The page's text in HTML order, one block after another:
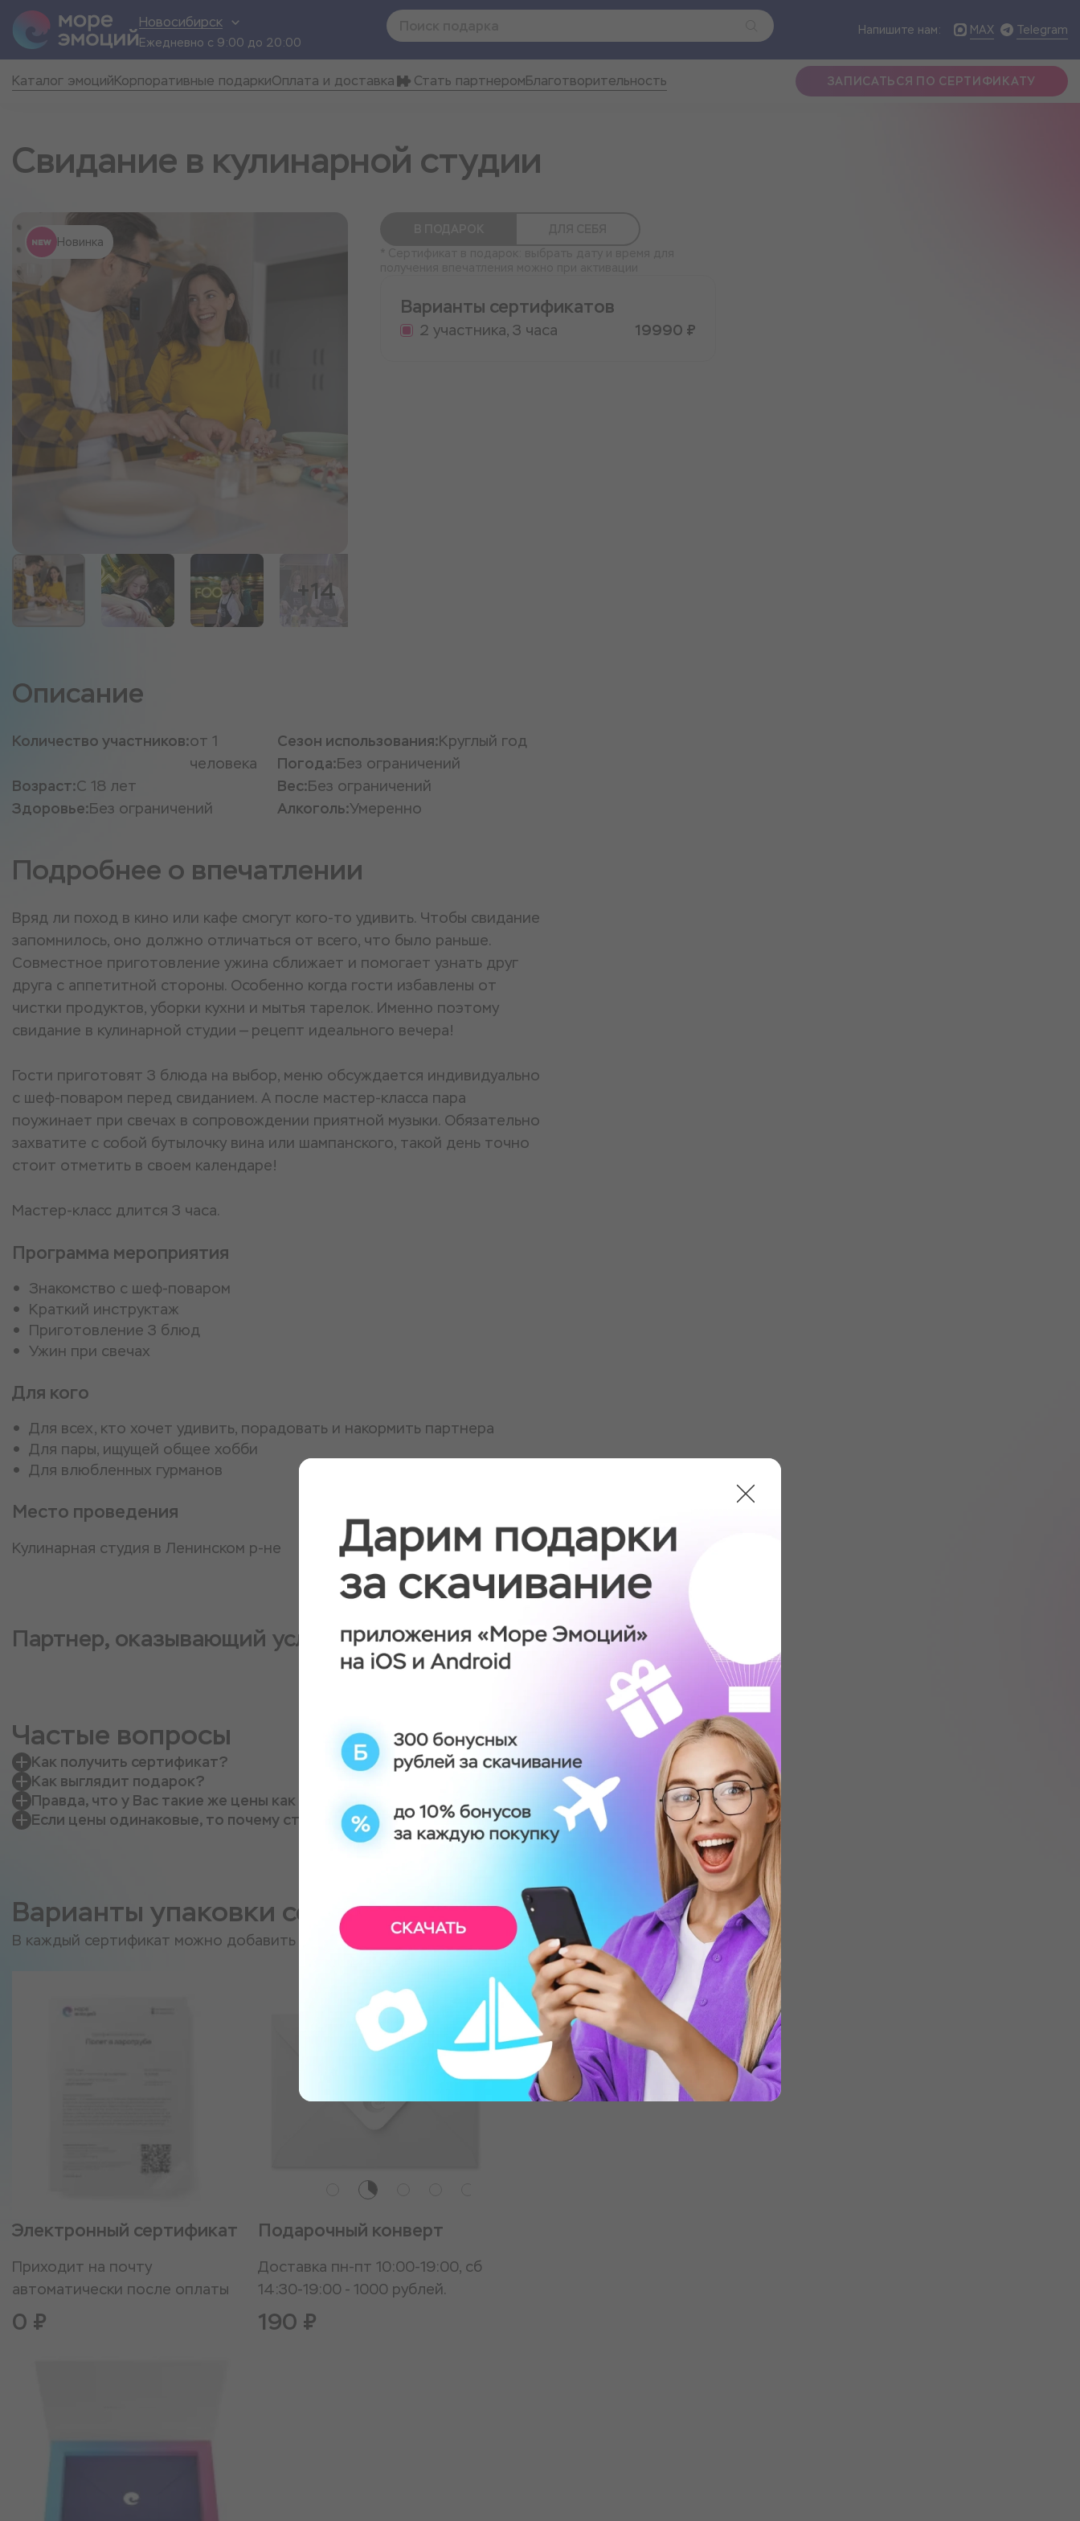
Новосибирск
Ежедневно с 9:00 до 20:00
Напишите нам: MAX Telegram
Каталог эмоцийКорпоративные подаркиОплата и доставка Стать партнеромБлаготворительность ЗАПИСАТЬСЯ ПО СЕРТИФИКАТУ
Свидание в кулинарной студии
Новинка
+14
Варианты сертификатов
2 участника, 3 часа 19990 ₽
Описание
Количество участников:от 1
человека
Возраст:С 18 лет
Здоровье:Без ограничений
Сезон использования:Круглый год
Погода:Без ограничений
Вес:Без ограничений
Алкоголь:Умеренно
Подробнее о впечатлении
Вряд ли поход в кино или кафе смогут кого-то удивить. Чтобы свидание
запомнилось, оно должно отличаться от всего, что было раньше.
Совместное приготовление ужина сближает и помогает узнать друг
друга с аппетитной стороны. Особенно когда гости избавлены от
чистки продуктов, уборки кухни и мытья тарелок. Именно поэтому
свидание в кулинарной студии — рецепт идеального вечера!
Гости приготовят 3 блюда на выбор, меню обсуждается индивидуально
с шеф-поваром перед свиданием. А после мастер-класса пара
поужинает при свечах в сопровождении приятной музыки. Обязательно
захватите с собой бутылочку вина или шампанского, такой день точно
стоит отметить в своем календаре!
Мастер-класс длится 3 часа.
Программа мероприятия
Знакомство с шеф-поваром
Краткий инструктаж
Приготовление 3 блюд
Ужин при свечах
Для кого
Для всех, кто хочет удивить, порадовать и накормить партнера
Для пары, ищущей общее хобби
Для влюбленных гурманов
Место проведения
Кулинарная студия в Ленинском р-не
Партнер, оказывающий услугу
Частые вопросы
Как получить сертификат?
Как выглядит подарок?
Правда, что у Вас такие же цены как напрямую у партнеров?
Если цены одинаковые, то почему стоит покупать у Вас?
Варианты упаковки сертификата
В каждый сертификат можно добавить персональные пожелания
Электронный сертификат
Приходит на почту
автоматически после оплаты
0 ₽
Подарочный конверт
Доставка пн-пт 10:00-19:00, сб
14:30-19:00 - 1000 рублей.
190 ₽